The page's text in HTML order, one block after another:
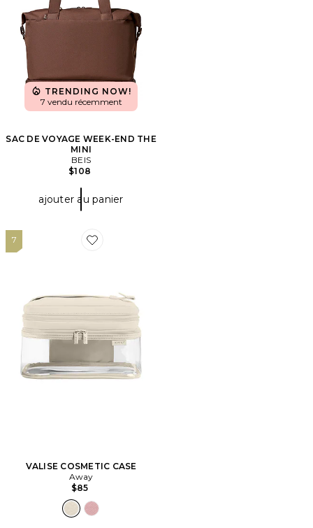
TRENDING NOW!
7 vendu récemment
SAC DE VOYAGE WEEK-END THE
MINI
BEIS
$108
ajouter au panier
7
Favorite VALISE COSMETIC CASE
VALISE COSMETIC CASE
Away
$85